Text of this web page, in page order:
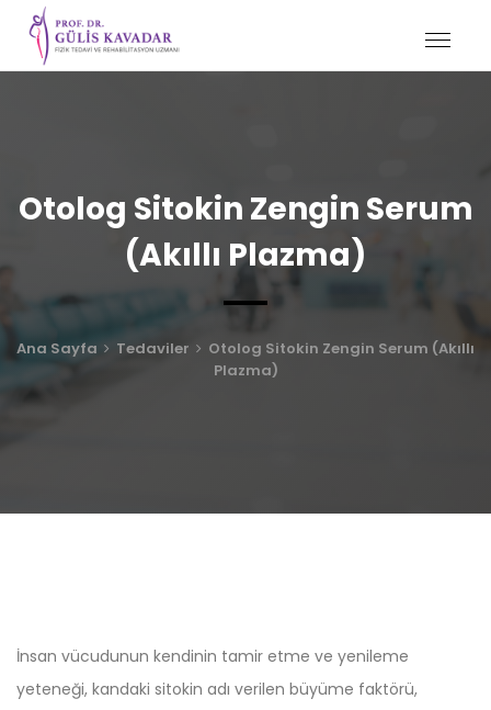
Otolog Sitokin Zengin Serum
(Akıllı Plazma)
Ana Sayfa Tedaviler
Otolog Sitokin Zengin Serum (Akıllı
Plazma)
İnsan vücudunun kendinin tamir etme ve yenileme
yeteneği, kandaki sitokin adı verilen büyüme faktörü,